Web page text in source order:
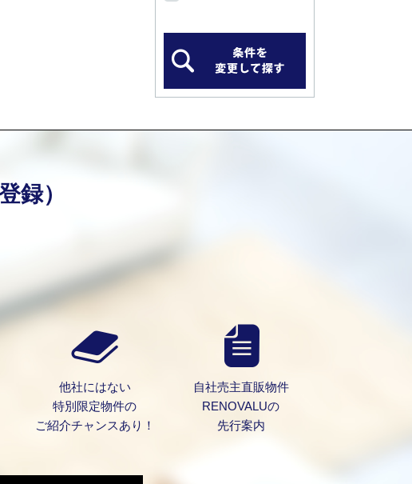
録）
他社にはない
特別限定物件の
ご紹介チャンスあり！
自社売主直販物件
RENOVALUの
先行案内